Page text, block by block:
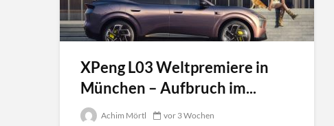
XPeng L03 Weltpremiere in
München – Aufbruch im...
Achim Mörtl vor 3 Wochen